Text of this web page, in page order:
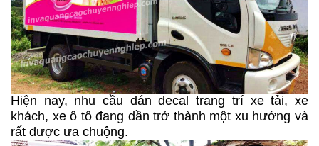
Hiện nay, nhu cầu dán decal trang trí xe tải, xe
khách, xe ô tô đang dần trở thành một xu hướng và
rất được ưa chuộng.